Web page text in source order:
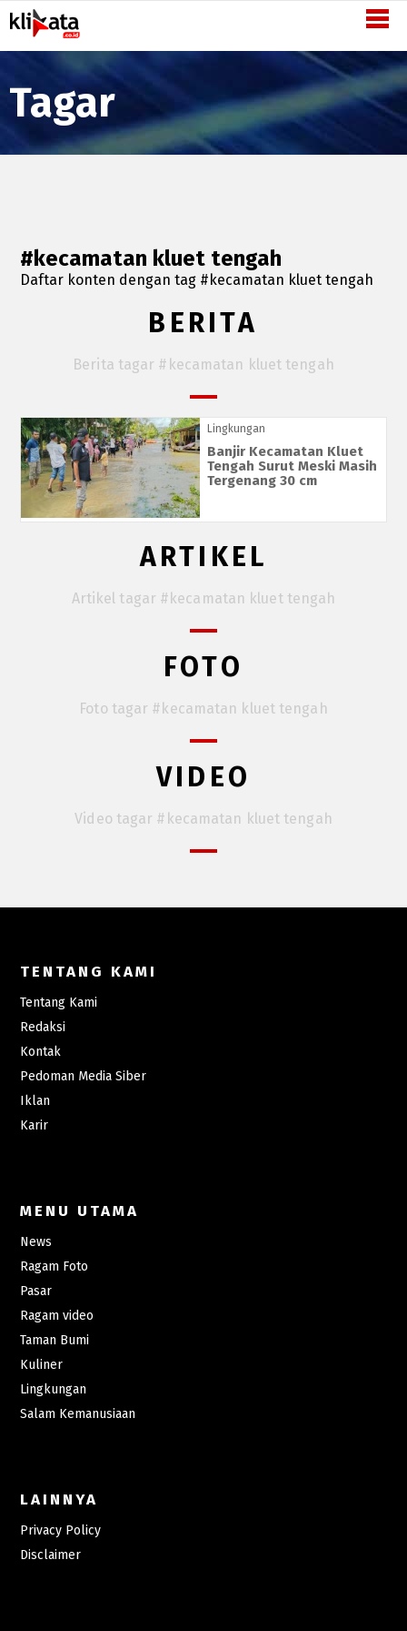
Semangat
Inovasi
KliKata.co.id
Tagar
#kecamatan kluet tengah
Daftar konten dengan tag #kecamatan kluet tengah
BERITA
Berita tagar #kecamatan kluet tengah
Lingkungan
Banjir Kecamatan Kluet
Tengah Surut Meski Masih
Tergenang 30 cm
ARTIKEL
Artikel tagar #kecamatan kluet tengah
FOTO
Foto tagar #kecamatan kluet tengah
VIDEO
Video tagar #kecamatan kluet tengah
TENTANG KAMI
Tentang Kami
Redaksi
Kontak
Pedoman Media Siber
Iklan
Karir
MENU UTAMA
News
Ragam Foto
Pasar
Ragam video
Taman Bumi
Kuliner
Lingkungan
Salam Kemanusiaan
LAINNYA
Privacy Policy
Disclaimer